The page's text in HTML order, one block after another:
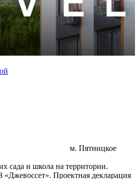
м. Пятницкое
сада и школа на территории.
Проектная декларация